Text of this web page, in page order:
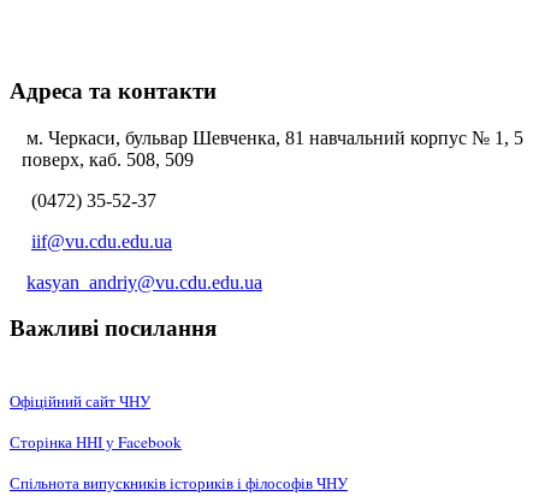
Адреса та контакти
м. Черкаси, бульвар Шевченка, 81 навчальний корпус № 1, 5
поверх, каб. 508, 509
(0472) 35-52-37
iif@vu.cdu.edu.ua
kasyan_andriy@vu.cdu.edu.ua
Важливі посилання
Офіційний сайт ЧНУ
Сторінка ННІ у Facebook
Спільнота випускників істориків і філософів ЧНУ